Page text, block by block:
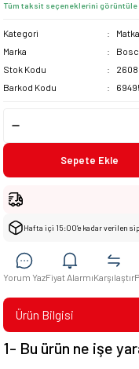
Tüm taksit seçeneklerini görüntüle
Kategori
Marka
Stok Kodu
Barkod Kodu
Sepete Ekle
Hafta içi 15:00’e kadar verilen
Yorum YazFiyat AlarmıKarşılaştır
Ürün Bilgisi
1- Bu ürün ne işe